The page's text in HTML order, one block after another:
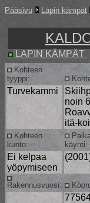
Pääsivu Lapin kämpät
LAPIN KÄMPÄT
Kohteen
tyyppi:
Turvekammi
noin
itä-
Kohteen
kunto:
käynti:
Ei kelpaa
yöpymiseen
Rakennusvuosi: